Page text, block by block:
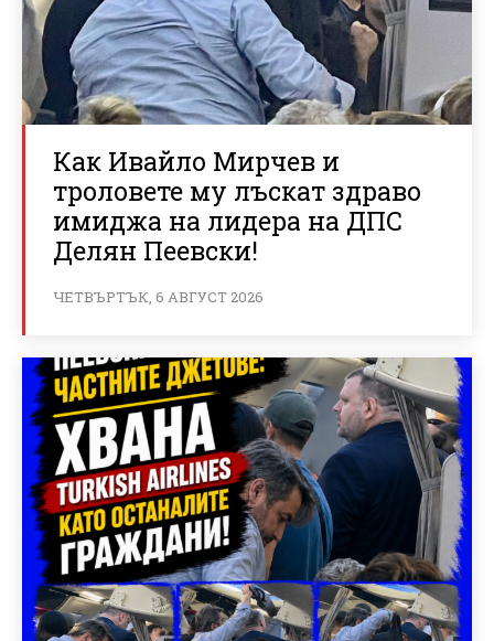
Как Ивайло Мирчев и
троловете му лъскат здраво
имиджа на лидера на ДПС
Делян Пеевски!
ЧЕТВЪРТЪК, 6 АВГУСТ 2026